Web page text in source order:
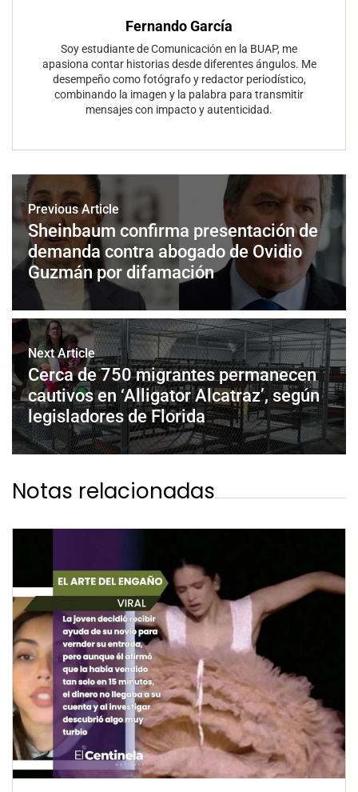
Fernando García
Soy estudiante de Comunicación en la BUAP, me
apasiona contar historias desde diferentes ángulos. Me
desempeño como fotógrafo y redactor periodístico,
combinando la imagen y la palabra para transmitir
mensajes con impacto y autenticidad.
Previous Article
Sheinbaum confirma presentación de
demanda contra abogado de Ovidio
Guzmán por difamación
Next Article
Cerca de 750 migrantes permanecen
cautivos en ‘Alligator Alcatraz’, según
legisladores de Florida
Notas relacionadas